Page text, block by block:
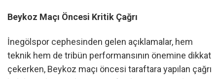
Beykoz Maçı Öncesi Kritik Çağrı
İnegölspor cephesinden gelen açıklamalar, hem
teknik hem de tribün performansının önemine dikkat
çekerken, Beykoz maçı öncesi taraftara yapılan çağrı